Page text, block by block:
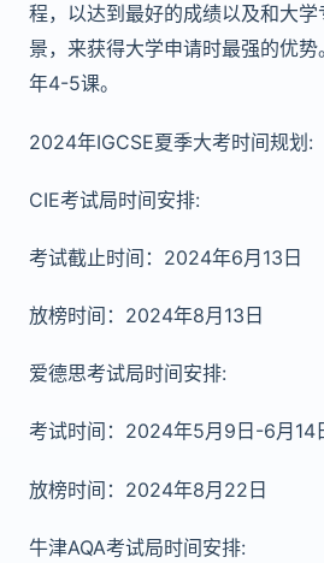
程，以达到最好的成绩以及和大
景，来获得大学申请时最强的优
年4-5课。
2024年IGCSE夏季大考时间规划:
CIE考试局时间安排:
考试截止时间：2024年6月13日
放榜时间：2024年8月13日
爱德思考试局时间安排:
考试时间：2024年5月9日-6月14
放榜时间：2024年8月22日
牛津AQA考试局时间安排: